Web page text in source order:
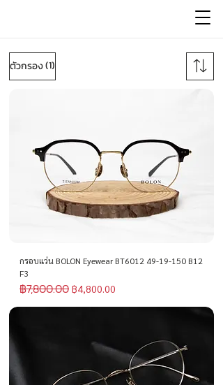
ตัวกรอง(1)
กรอบแว่น BOLON Eyewear BT6012 49-19-150 B12
F3
ราคาปกติ
฿7,800.00 ราคาขายลด
฿4,800.00